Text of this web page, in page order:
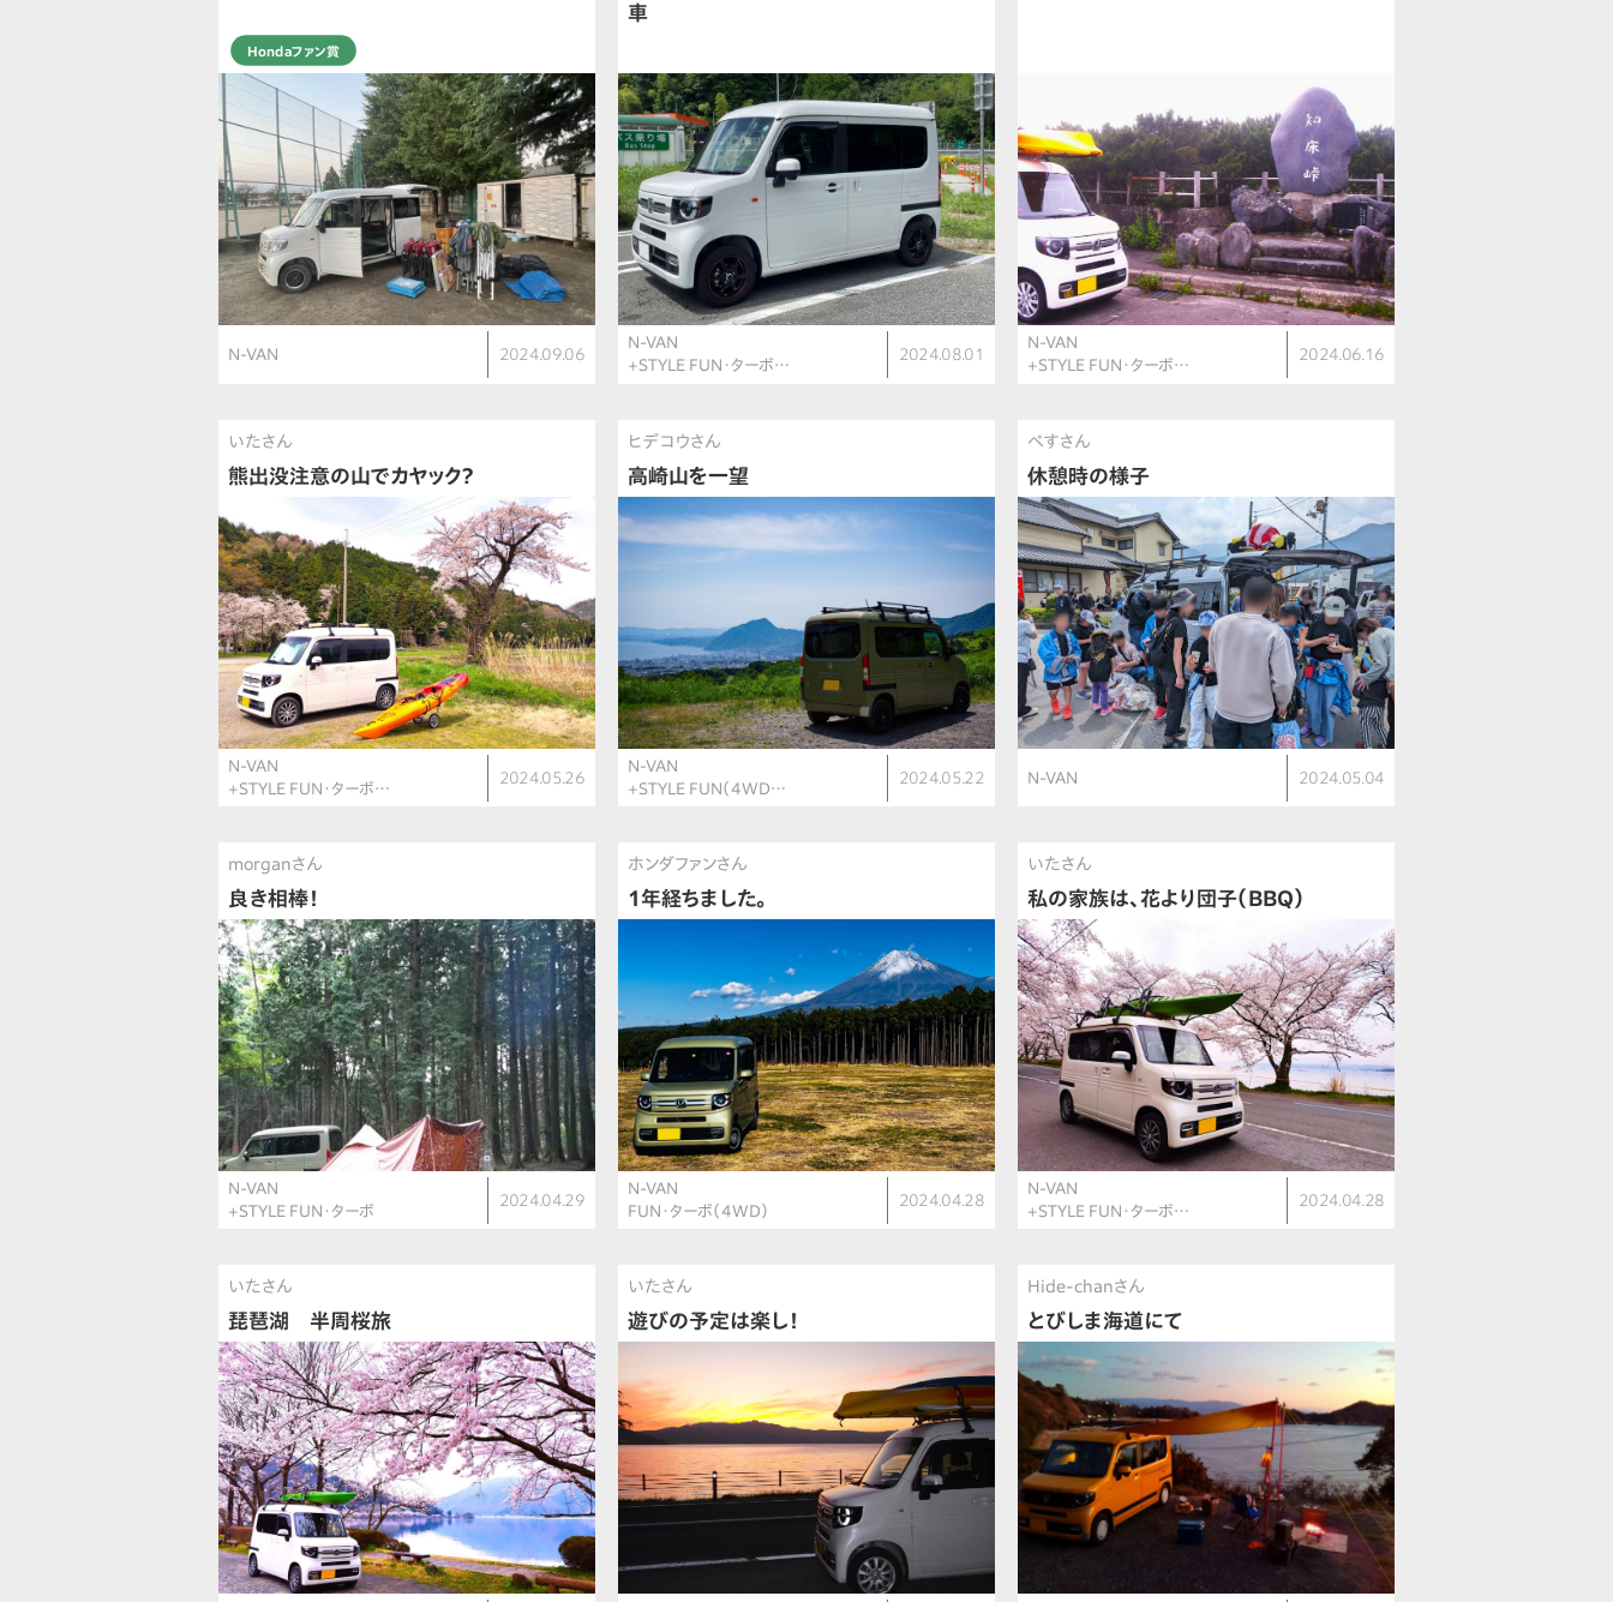
Hondaファン賞
N-VAN 2024.09.06
車
N-VAN
+STYLE FUN・ターボ…
2024.08.01
N-VAN
+STYLE FUN・ターボ…
2024.06.16
いたさん
熊出没注意の山でカヤック？
N-VAN
+STYLE FUN・ターボ…
2024.05.26
ヒデコウさん
高崎山を一望
N-VAN
+STYLE FUN（4WD…
2024.05.22
ぺすさん
休憩時の様子
N-VAN 2024.05.04
morganさん
良き相棒！
N-VAN
+STYLE FUN・ターボ
2024.04.29
ホンダファンさん
1年経ちました。
N-VAN
FUN・ターボ（4WD）
2024.04.28
いたさん
私の家族は、花より団子（BBQ）
N-VAN
+STYLE FUN・ターボ…
2024.04.28
いたさん
琵琶湖 半周桜旅
いたさん
遊びの予定は楽し！
Hide-chanさん
とびしま海道にて